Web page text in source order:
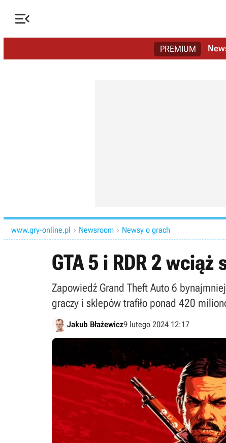

PREMIUM
www.gry-online.pl  Newsroom  Newsy o grach
GTA 5 i RDR 2
Zapowiedź Grand Theft Auto 6
graczy i sklepów trafiło ponad 420
Jakub Błażewicz9 lutego 2024 12:17